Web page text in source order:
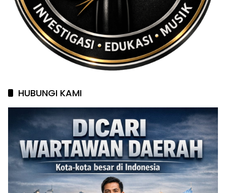
HUBUNGI KAMI